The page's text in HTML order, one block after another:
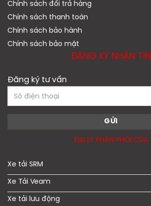
Chính sách đổi trả hàng
Chính sách thanh toán
Chính sách bảo hành
Chính sách bảo mật
ĐĂNG KÝ NHẬN TIN
Đăng ký tư vấn
ĐẠI LÝ PHÂN PHỐI CỦA
Xe tải SRM
Xe Tải Veam
Xe tải lưu động